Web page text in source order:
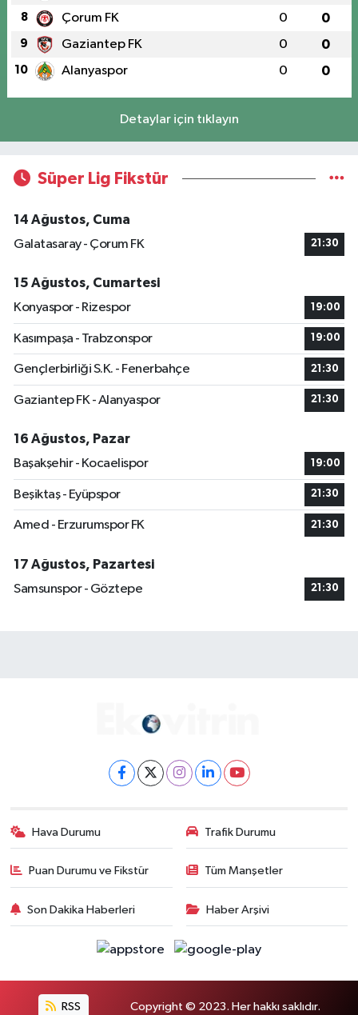
8 Çorum FK 0 0
9 Gaziantep FK 0 0
10 Alanyaspor 0 0
Detaylar için tıklayın
Süper Lig Fikstür
14 Ağustos, Cuma
Galatasaray - Çorum FK
21:30
15 Ağustos, Cumartesi
Konyaspor - Rizespor
19:00
Kasımpaşa - Trabzonspor 19:00
Gençlerbirliği S.K. - Fenerbahçe 21:30
Gaziantep FK - Alanyaspor 21:30
16 Ağustos, Pazar
Başakşehir - Kocaelispor
19:00
Beşiktaş - Eyüpspor 21:30
Amed - Erzurumspor FK 21:30
17 Ağustos, Pazartesi
Samsunspor - Göztepe
21:30
Hava Durumu Trafik Durumu
Puan Durumu ve Fikstür Tüm Manşetler
Son Dakika Haberleri Haber Arşivi
RSS Copyright © 2023. Her hakkı saklıdır.